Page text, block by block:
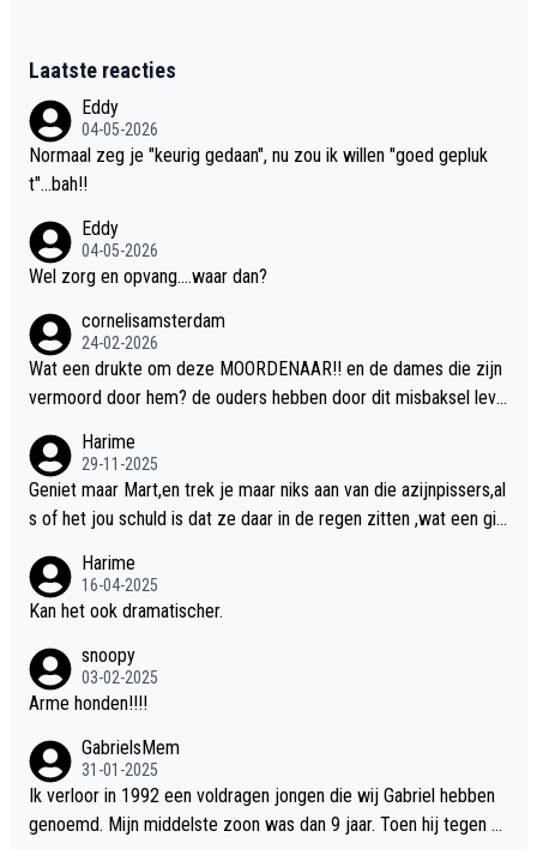
Laatste reacties
Eddy
04-05-2026
Normaal zeg je "keurig gedaan", nu zou ik willen "goed gepluk
t"...bah!!
Eddy
04-05-2026
Wel zorg en opvang....waar dan?
cornelisamsterdam
24-02-2026
Wat een drukte om deze MOORDENAAR!! en de dames die zijn
vermoord door hem? de ouders hebben door dit misbaksel leve
t!!
Harime
29-11-2025
Geniet maar Mart,en trek je maar niks aan van die azijnpissers,al
s of het jou schuld is dat ze daar in de regen zitten ,wat een gill
Harime
16-04-2025
Kan het ook dramatischer.
snoopy
03-02-2025
Arme honden!!!!
GabrielsMem
31-01-2025
Ik verloor in 1992 een voldragen jongen die wij Gabriel hebben
genoemd. Mijn middelste zoon was dan 9 jaar. Toen hij tegen d